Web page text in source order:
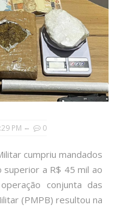
PM 0
cumpriu mandados
a R$ 45 mil ao
operação conjunta das
(PMPB) resultou na